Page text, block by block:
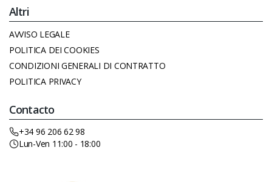
Altri
AVVISO LEGALE
POLITICA DEI COOKIES
CONDIZIONI GENERALI DI CONTRATTO
POLITICA PRIVACY
Contacto
+34 96 206 62 98
Lun-Ven 11:00 - 18:00